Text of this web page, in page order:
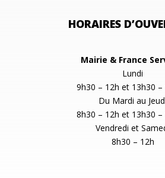
HORAIRES
Mairie & France
Lundi
9h30 – 12h et 13h30 –
Du Mardi au
8h30 – 12h et 13h30 –
Vendredi et
8h30 – 12h